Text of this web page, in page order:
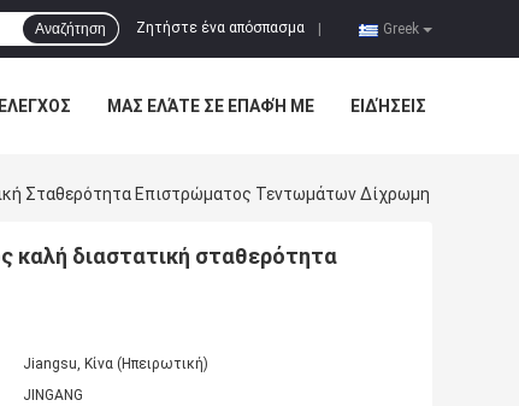
Greek
Ζητήστε ένα απόσπασμα
Αναζήτηση
ΜΑΣ ΕΛΆΤΕ ΣΕ ΕΠΑΦΉ ΜΕ ΕΙΔΉΣΕΙΣ
Σταθερότητα Επιστρώματος Τεντωμάτων Δίχρωμη
καλή διαστατική σταθερότητα
Jiangsu, Κίνα (Ηπειρωτική)
JINGANG